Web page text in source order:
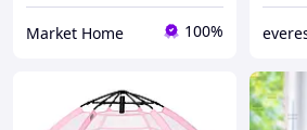
Market Home 100%